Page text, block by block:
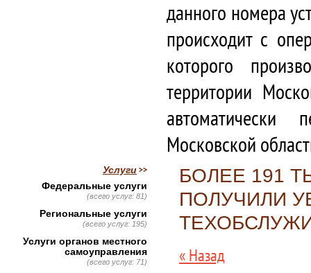
данного номера
происходит с
которого
территории
автоматически
Московской
БОЛЕЕ 191
ПОЛУЧИЛИ
« Назад
Услуги
Федеральные услуги
(всего услуг: 81)
Региональные услуги
(всего услуг: 195)
Услуги органов местного
самоуправления
(всего услуг: 71)